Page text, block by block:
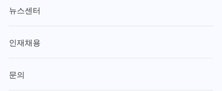
뉴스센터
인재채용
문의